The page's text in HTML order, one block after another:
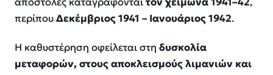
περίπουΔεκέμβριος 1941 – Ιανουάριος 1942.
Η καθυστέρηση οφείλεται στη δυσκολία
μεταφορών, στους αποκλεισμούς λιμανιών και